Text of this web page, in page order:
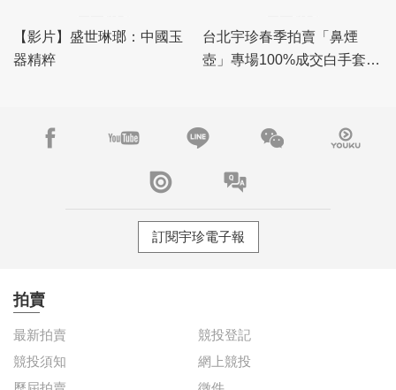
【影片】盛世琳瑯：中國玉
器精粹
台北宇珍春季拍賣「鼻煙
壺」專場100%成交白手套，
訂閱宇珍電子報
拍賣
最新拍賣
競投登記
競投須知
網上競投